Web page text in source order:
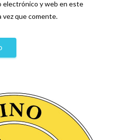
electrónico y web en este
vez que comente.